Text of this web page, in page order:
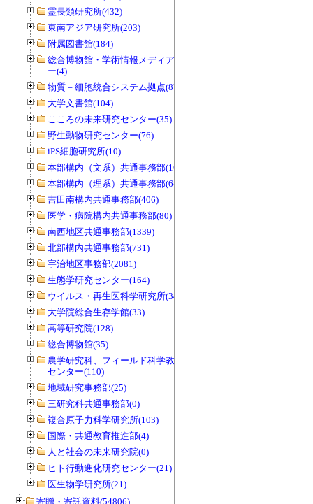
霊長類研究所(432)
東南アジア研究所(203)
附属図書館(184)
総合博物館・学術情報メディアセンタ
ー(4)
物質－細胞統合システム拠点(8)
大学文書館(104)
こころの未来研究センター(35)
野生動物研究センター(76)
iPS細胞研究所(10)
本部構内（文系）共通事務部(165)
本部構内（理系）共通事務部(646)
吉田南構内共通事務部(406)
医学・病院構内共通事務部(80)
南西地区共通事務部(1339)
北部構内共通事務部(731)
宇治地区事務部(2081)
生態学研究センター(164)
ウイルス・再生医科学研究所(34)
大学院総合生存学館(33)
高等研究院(128)
総合博物館(35)
農学研究科、フィールド科学教育研究
センター(110)
地域研究事務部(25)
三研究科共通事務部(0)
複合原子力科学研究所(103)
国際・共通教育推進部(4)
人と社会の未来研究院(0)
ヒト行動進化研究センター(21)
医生物学研究所(21)
寄贈・寄託資料(54806)